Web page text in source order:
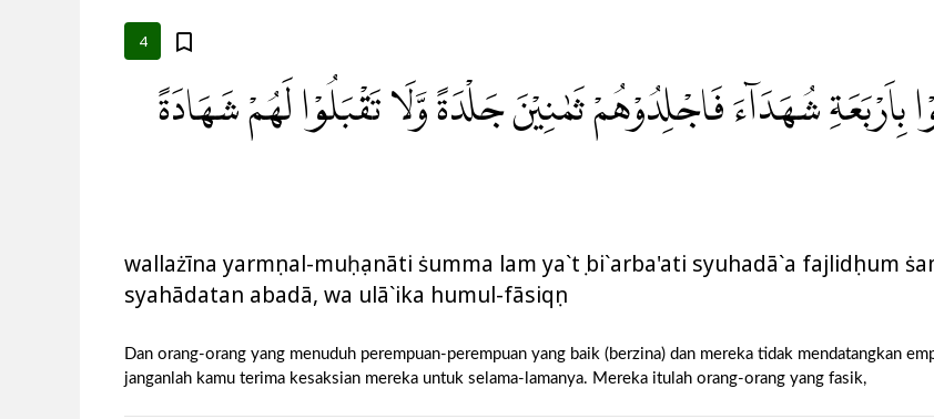
4
بِاَرْبَعَةِ شُهَدَاۤءَ فَاجْلِدُوْهُمْ ثَمٰنِيْنَ جَلْدَةً وَّلَا تَقْبَلُوْا لَهُمْ شَهَادَةً
wallażīna yarmụnal-muḥṣanāti ṡumma lam ya`tụ bi`arba'ati syuhadā`a fajlidụhum
syahādatan abadā, wa ulā`ika humul-fāsiqụn
Dan orang-orang yang menuduh perempuan-perempuan yang baik (berzina) dan mereka tidak mendatangkan
janganlah kamu terima kesaksian mereka untuk selama-lamanya. Mereka itulah orang-orang yang fasik,